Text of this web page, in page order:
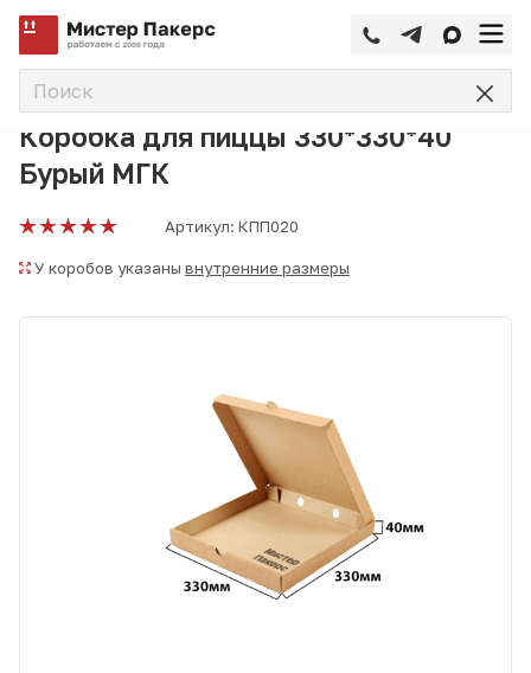
Главная Коробка для
Коробка для пиццы 330*330*40
Бурый МГК
Артикул: КПП020
У коробов указаны внутренние размеры